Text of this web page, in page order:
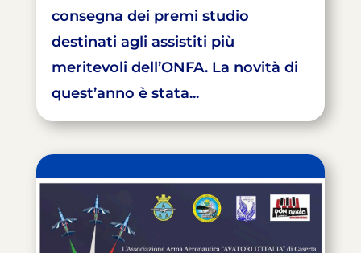
consegna dei premi studio
destinati agli assistiti più
meritevoli dell’ONFA. La novità di
quest’anno è stata...